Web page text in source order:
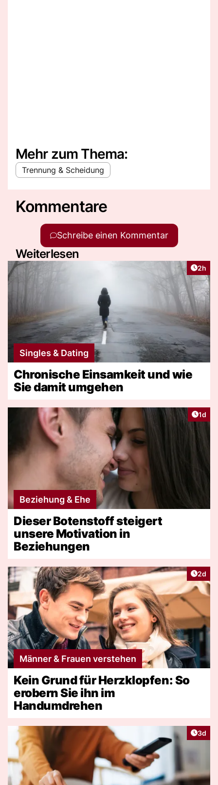
Mehr zum Thema:
Trennung & Scheidung
Kommentare
Schreibe einen Kommentar
Weiterlesen
2h
Singles & Dating
Chronische Einsamkeit und wie
Sie damit umgehen
1d
Beziehung & Ehe
Dieser Botenstoff steigert
unsere Motivation in
Beziehungen
2d
Männer & Frauen verstehen
Kein Grund für Herzklopfen: So
erobern Sie ihn im
Handumdrehen
3d